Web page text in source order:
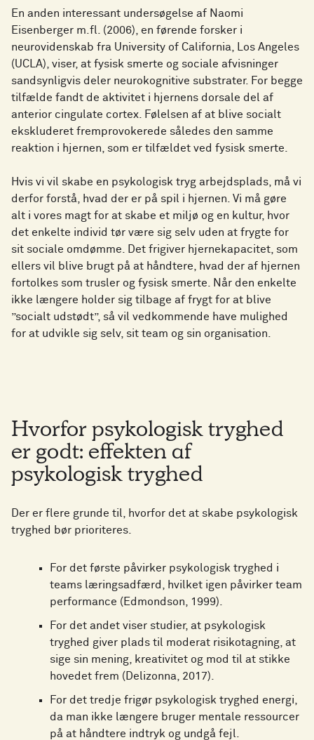
En anden interessant undersøgelse af Naomi
Eisenberger m.fl. (2006), en førende forsker i
neurovidenskab fra University of California, Los Angeles
(UCLA), viser, at fysisk smerte og sociale afvisninger
sandsynligvis deler neurokognitive substrater. For begge
tilfælde fandt de aktivitet i hjernens dorsale del af
anterior cingulate cortex. Følelsen af at blive socialt
ekskluderet fremprovokerede således den samme
reaktion i hjernen, som er tilfældet ved fysisk smerte.
Hvis vi vil skabe en psykologisk tryg arbejdsplads, må vi
derfor forstå, hvad der er på spil i hjernen. Vi må gøre
alt i vores magt for at skabe et miljø og en kultur, hvor
det enkelte individ tør være sig selv uden at frygte for
sit sociale omdømme. Det frigiver hjernekapacitet, som
ellers vil blive brugt på at håndtere, hvad der af hjernen
fortolkes som trusler og fysisk smerte. Når den enkelte
ikke længere holder sig tilbage af frygt for at blive
”socialt udstødt”, så vil vedkommende have mulighed
for at udvikle sig selv, sit team og sin organisation.
Hvorfor psykologisk tryghed
er godt: effekten af
psykologisk tryghed
Der er flere grunde til, hvorfor det at skabe psykologisk
tryghed bør prioriteres.
For det første påvirker psykologisk tryghed i
teams læringsadfærd, hvilket igen påvirker team
performance (Edmondson, 1999).
For det andet viser studier, at psykologisk
tryghed giver plads til moderat risikotagning, at
sige sin mening, kreativitet og mod til at stikke
hovedet frem (Delizonna, 2017).
For det tredje frigør psykologisk tryghed energi,
da man ikke længere bruger mentale ressourcer
på at håndtere indtryk og undgå fejl.